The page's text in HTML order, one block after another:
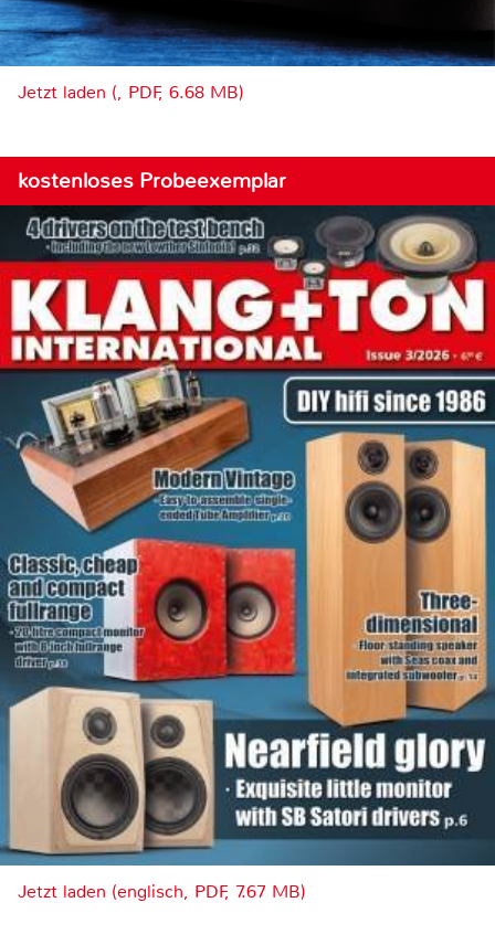
Jetzt laden (, PDF, 6.68 MB)
kostenloses Probeexemplar
Jetzt laden (englisch, PDF, 7.67 MB)